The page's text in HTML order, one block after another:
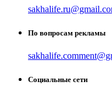
По вопросам рекламы
Социальные сети